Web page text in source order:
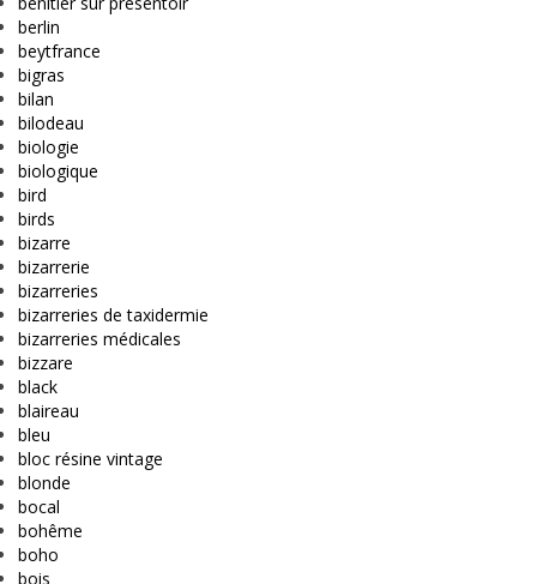
berlin
beytfrance
bigras
bilan
bilodeau
biologie
biologique
bird
birds
bizarre
bizarrerie
bizarreries
bizarreries de taxidermie
bizarreries médicales
bizzare
black
blaireau
bleu
bloc résine vintage
blonde
bocal
bohême
boho
bois